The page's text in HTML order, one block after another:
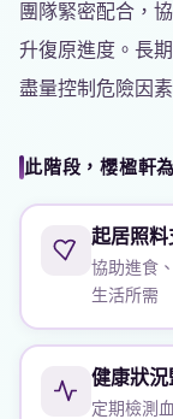
團隊緊密配合，
升復原進度。長
盡量控制危險因
此階段，櫻楹軒
起居照料
協助進食
生活所需
健康狀況
定期檢測